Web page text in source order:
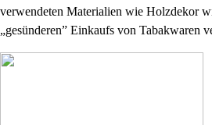
verwendeten Materialien wie Holzdekor
„gesünderen” Einkaufs von Tabakwaren